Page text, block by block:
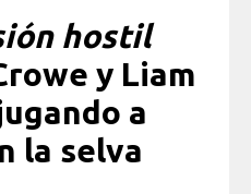
hostil
y Liam
a
la selva